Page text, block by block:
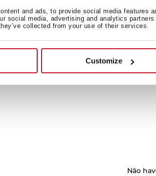
and ads, to provide social media features
social media, advertising and analytics
collected from your use of their services.
Customize
e eficiente.
e o novo sistema
são conhecidos pela sua
encastre e à face.
Não